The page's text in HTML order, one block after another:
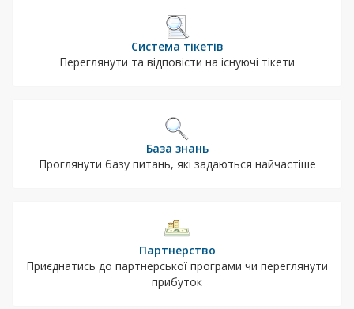
Система тікетів
Переглянути та відповісти на існуючі тікети
База знань
Проглянути базу питань, які задаються найчастіше
Партнерство
Приєднатись до партнерської програми чи переглянути
прибуток